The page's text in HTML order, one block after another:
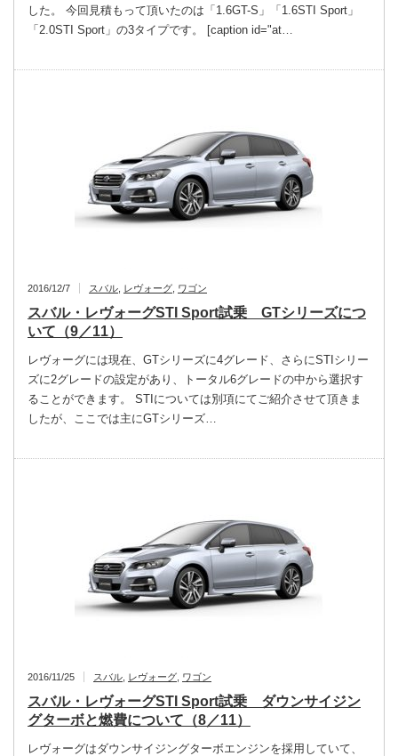
した。 今回見積もって頂いたのは「1.6GT-S」「1.6STI Sport」
「2.0STI Sport」の3タイプです。 [caption id="at…
2016/12/7 スバル レヴォーグ ワゴン
スバル・レヴォーグSTI Sport試乗 GTシリーズにつ
いて（9／11）
レヴォーグには現在、GTシリーズに4グレード、さらにSTIシリー
ズに2グレードの設定があり、トータル6グレードの中から選択す
ることができます。 STIについては別項にてご紹介させて頂きま
したが、ここでは主にGTシリーズ…
2016/11/25 スバル レヴォーグ ワゴン
スバル・レヴォーグSTI Sport試乗 ダウンサイジン
グターボと燃費について（8／11）
レヴォーグはダウンサイジングターボエンジンを採用していて、